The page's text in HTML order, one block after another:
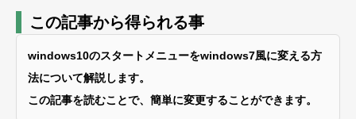
この記事から得られる事
windows10のスタートメニューをwindows7風に変える方
法について解説します。
この記事を読むことで、簡単に変更することができます。